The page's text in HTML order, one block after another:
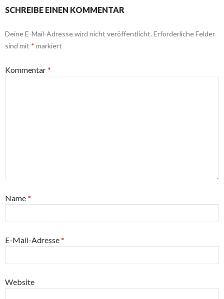
SCHREIBE EINEN KOMMENTAR
Deine E-Mail-Adresse wird nicht veröffentlicht. Erforderliche Felder
sind mit * markiert
Kommentar*
Name*
E-Mail-Adresse*
Website